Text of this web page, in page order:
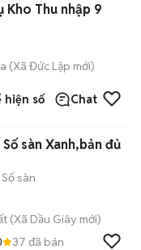
Kho Thu nhập 9
(Xã Đức Lập mới)
hiện số Chat
sàn Xanh,bản đủ
Số sàn
(Xã Dầu Giây mới)
37 đã bán